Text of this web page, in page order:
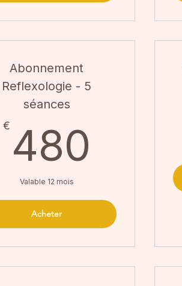
Abonnement
Reflexologie - 5
séances
€ 480
Valable 12 mois
Acheter